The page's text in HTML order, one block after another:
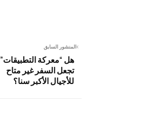
المنشور السابق
هل “معركة التطبيقات”
تجعل السفر غير متاح
للأجيال الأكبر سنا؟